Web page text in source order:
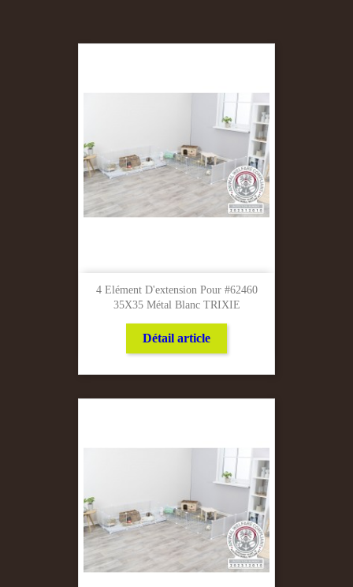
4 Elément D'extension Pour #62460
35X35 Métal Blanc TRIXIE
Détail article